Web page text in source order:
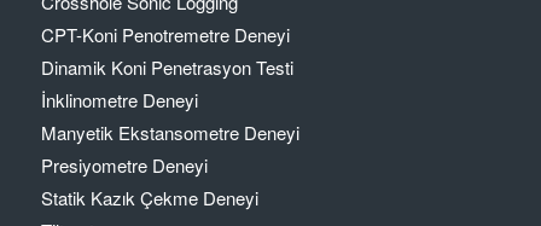
Crosshole Sonic Logging
CPT-Koni Penotremetre Deneyi
Dinamik Koni Penetrasyon Testi
İnklinometre Deneyi
Manyetik Ekstansometre Deneyi
Presiyometre Deneyi
Statik Kazık Çekme Deneyi